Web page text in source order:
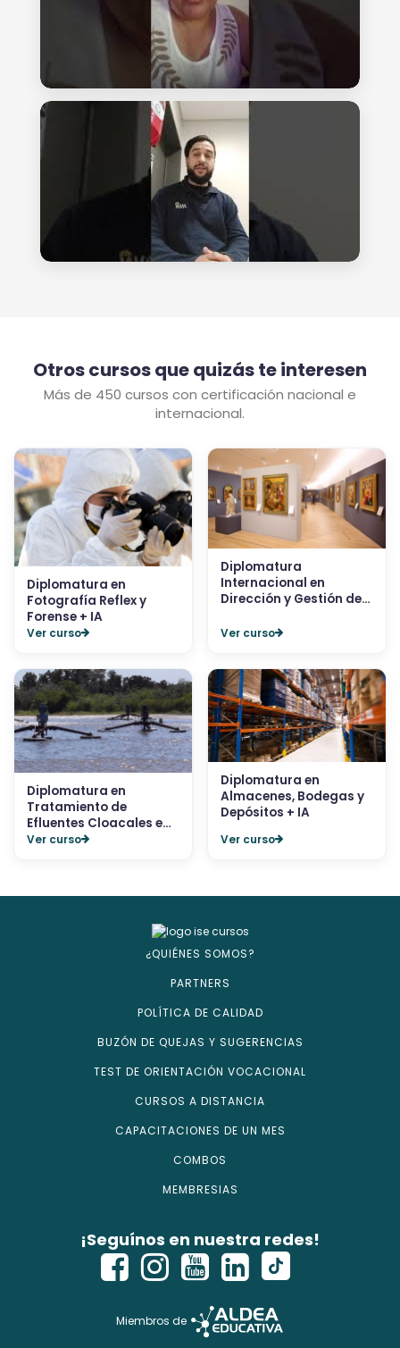
Otros cursos que quizás te interesen
Más de 450 cursos con certificación nacional e
internacional.
Diplomatura en
Fotografía Reflex y
Forense + IA
Ver curso
Diplomatura
Internacional en
Dirección y Gestión de
Ver curso
Diplomatura en
Tratamiento de
Efluentes Cloacales e
Indust...
Ver curso
Diplomatura en
Almacenes, Bodegas y
Depósitos + IA
Ver curso
¿QUIÉNES SOMOS?
PARTNERS
POLÍTICA DE CALIDAD
BUZÓN DE QUEJAS Y SUGERENCIAS
TEST DE ORIENTACIÓN VOCACIONAL
CURSOS A DISTANCIA
CAPACITACIONES DE UN MES
COMBOS
MEMBRESIAS
¡Seguínos en nuestra redes!
Miembros de